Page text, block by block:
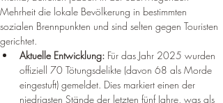
Mehrheit die lokale Bevölkerung in bestimmten
sozialen Brennpunkten und sind selten gegen Touristen
gerichtet.
Aktuelle Entwicklung: Für das Jahr 2025 wurden
offiziell 70 Tötungsdelikte (davon 68 als Morde
eingestuft) gemeldet. Dies markiert einen der
niedrigsten Stände der letzten fünf Jahre, was als